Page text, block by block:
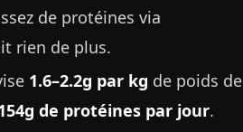
de protéines via
rien de plus.
1.6–2.2g par kg de poids de
de protéines par jour.